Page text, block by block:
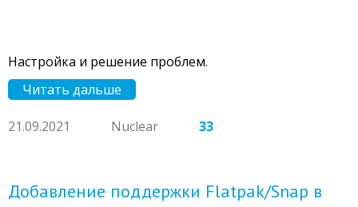
Настройка и решение проблем.
Читать дальше
21.09.2021 Nuclear 33
Добавление поддержки Flatpak/Snap в